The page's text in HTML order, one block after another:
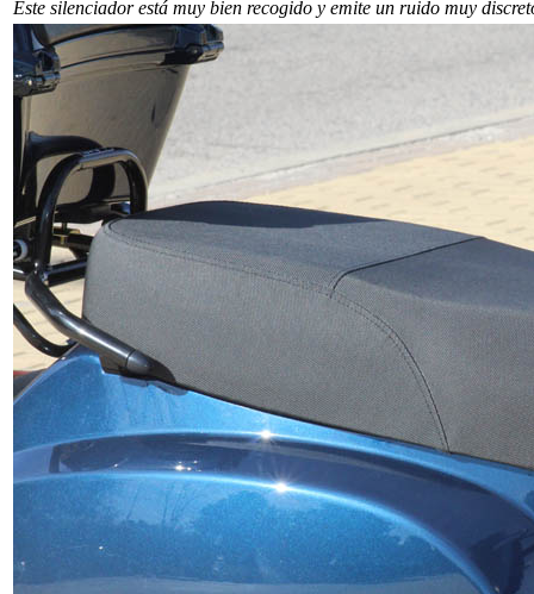
Este silenciador está muy bien recogido y emite un ruido muy